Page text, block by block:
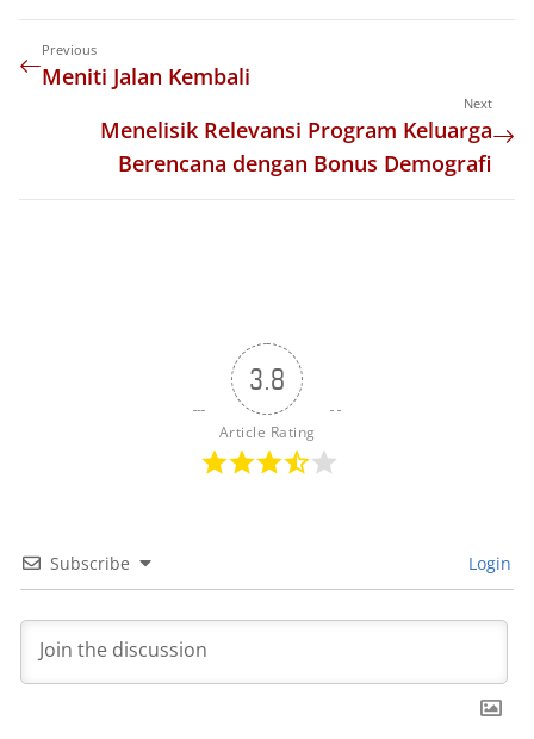
Previous
Meniti Jalan Kembali
Next
Menelisik Relevansi Program Keluarga
Berencana dengan Bonus Demografi
3.8
Article Rating
Subscribe Login